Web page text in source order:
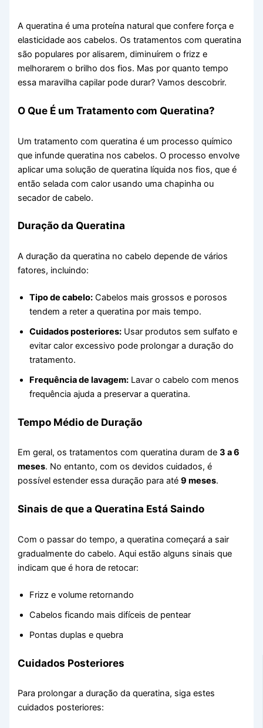
A queratina é uma proteína natural que confere força e
elasticidade aos cabelos. Os tratamentos com queratina
são populares por alisarem, diminuírem o frizz e
melhorarem o brilho dos fios. Mas por quanto tempo
essa maravilha capilar pode durar? Vamos descobrir.
O Que É um Tratamento com Queratina?
Um tratamento com queratina é um processo químico
que infunde queratina nos cabelos. O processo envolve
aplicar uma solução de queratina líquida nos fios, que é
então selada com calor usando uma chapinha ou
secador de cabelo.
Duração da Queratina
A duração da queratina no cabelo depende de vários
fatores, incluindo:
Tipo de cabelo: Cabelos mais grossos e porosos
tendem a reter a queratina por mais tempo.
Cuidados posteriores: Usar produtos sem sulfato e
evitar calor excessivo pode prolongar a duração do
tratamento.
Frequência de lavagem: Lavar o cabelo com menos
frequência ajuda a preservar a queratina.
Tempo Médio de Duração
Em geral, os tratamentos com queratina duram de3 a 6
meses. No entanto, com os devidos cuidados, é
possível estender essa duração para até9 meses.
Sinais de que a Queratina Está Saindo
Com o passar do tempo, a queratina começará a sair
gradualmente do cabelo. Aqui estão alguns sinais que
indicam que é hora de retocar:
Frizz e volume retornando
Cabelos ficando mais difíceis de pentear
Pontas duplas e quebra
Cuidados Posteriores
Para prolongar a duração da queratina, siga estes
cuidados posteriores: